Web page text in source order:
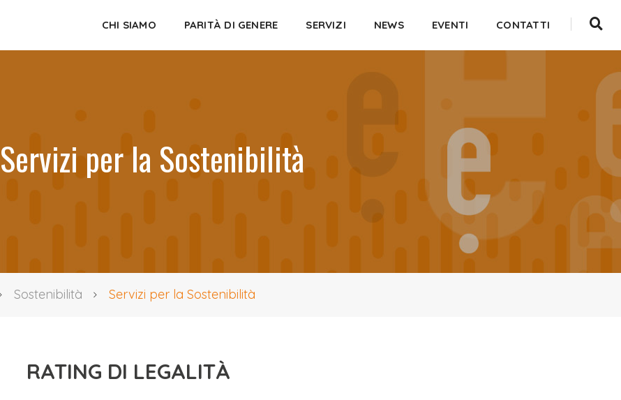
CHI SIAMO PARITÀ DI GENERE SERVIZI NEWS EVENTI CONTATTI
Servizi per la Sostenibilità
Sostenibilità Servizi per la Sostenibilità
RATING DI LEGALITÀ